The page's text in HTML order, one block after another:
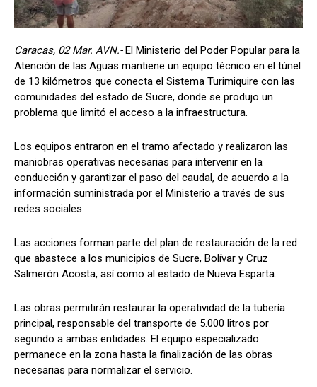
Caracas, 02 Mar. AVN.- El Ministerio del Poder Popular para la
Atención de las Aguas mantiene un equipo técnico en el túnel
de 13 kilómetros que conecta el Sistema Turimiquire con las
comunidades del estado de Sucre, donde se produjo un
problema que limitó el acceso a la infraestructura.
Los equipos entraron en el tramo afectado y realizaron las
maniobras operativas necesarias para intervenir en la
conducción y garantizar el paso del caudal, de acuerdo a la
información suministrada por el Ministerio a través de sus
redes sociales.
Las acciones forman parte del plan de restauración de la red
que abastece a los municipios de Sucre, Bolívar y Cruz
Salmerón Acosta, así como al estado de Nueva Esparta.
Las obras permitirán restaurar la operatividad de la tubería
principal, responsable del transporte de 5.000 litros por
segundo a ambas entidades. El equipo especializado
permanece en la zona hasta la finalización de las obras
necesarias para normalizar el servicio.